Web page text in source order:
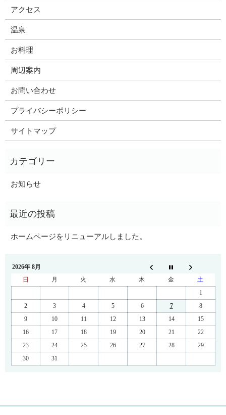
アクセス
温泉
お料理
周辺案内
お問い合わせ
プライバシーポリシー
サイトマップ
お知らせ
ホームページをリニューアルしました。
2026年 8月
日
月 火 水 木 金
土
1
2
3 4 5 6 7
8
9
10 11 12 13 14
15
16
17 18 19 20 21
22
23
24 25 26 27 28
29
30
31